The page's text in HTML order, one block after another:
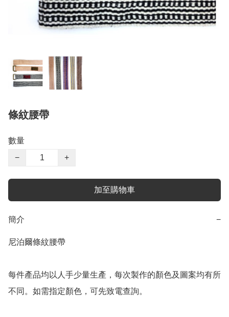
條紋腰帶
數量
−
+
加至購物車
簡介 −
尼泊爾條紋腰帶
每件產品均以人手少量生產，每次製作的顏色及圖案均有所
不同。如需指定顏色，可先致電查詢。